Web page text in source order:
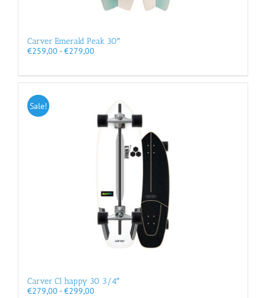
Carver Emerald Peak 30″
€259,00 - €279,00Prijsklasse:
€279,00
Sale!
Carver CI happy 30 3/4″
€279,00 - €299,00Prijsklasse: